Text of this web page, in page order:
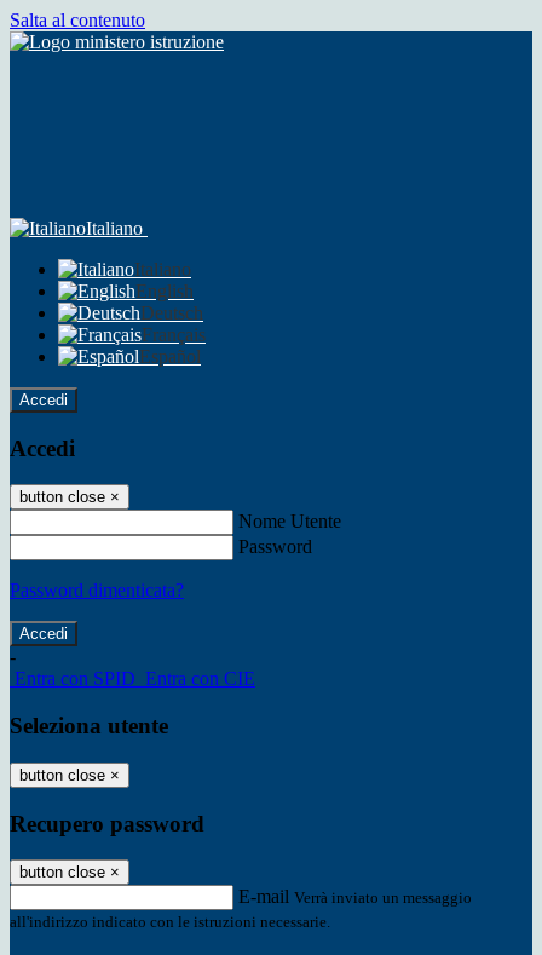
Salta al contenuto
Italiano
Italiano
English
Deutsch
Français
Español
Accedi
Accedi
button close ×
Nome Utente
Password
Password dimenticata?
-
Entra con SPID Entra con CIE
Seleziona utente
button close ×
Recupero password
button close ×
E-mail Verrà inviato un messaggio
all'indirizzo indicato con le istruzioni necessarie.